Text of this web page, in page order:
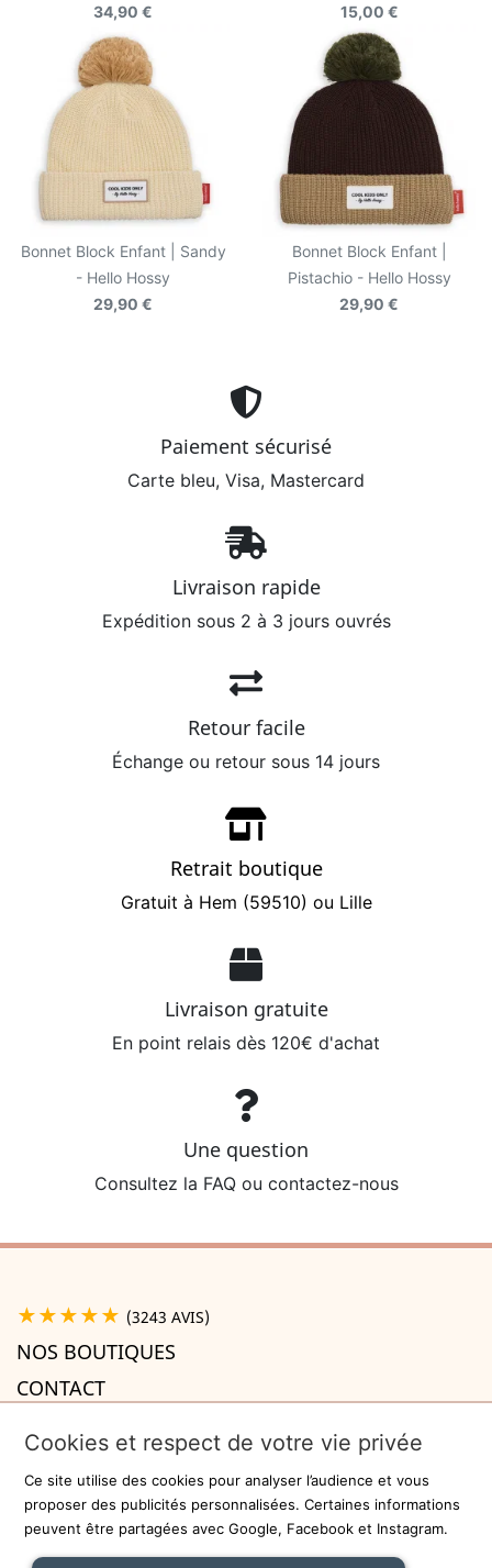
34,90 €
15,00 €
Bonnet Block Enfant | Sandy
- Hello Hossy
29,90 €
Bonnet Block Enfant |
Pistachio - Hello Hossy
29,90 €
Paiement sécurisé
Carte bleu, Visa, Mastercard
Livraison rapide
Expédition sous 2 à 3 jours ouvrés
Retour facile
Échange ou retour sous 14 jours
Retrait boutique
Gratuit à Hem (59510) ou Lille
Livraison gratuite
En point relais dès 120€ d'achat
Une question
Consultez la FAQ ou contactez-nous
★★★★★ (3243 AVIS)
NOS BOUTIQUES
CONTACT
INFORMATIONS
Recevez la newsletter
Cookies et respect de votre vie privée
Ce site utilise des cookies pour analyser l’audience et vous
proposer des publicités personnalisées. Certaines informations
peuvent être partagées avec Google, Facebook et Instagram.